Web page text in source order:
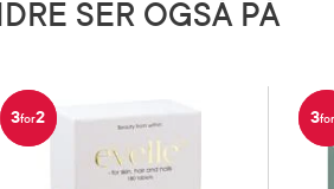
lege til
5 µg, vitamin
SER OGSÅ PÅ
3for2 3for